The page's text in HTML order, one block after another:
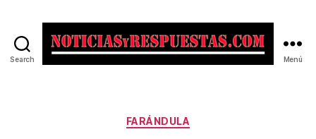
Search Menú
Categorías
FARÁNDULA